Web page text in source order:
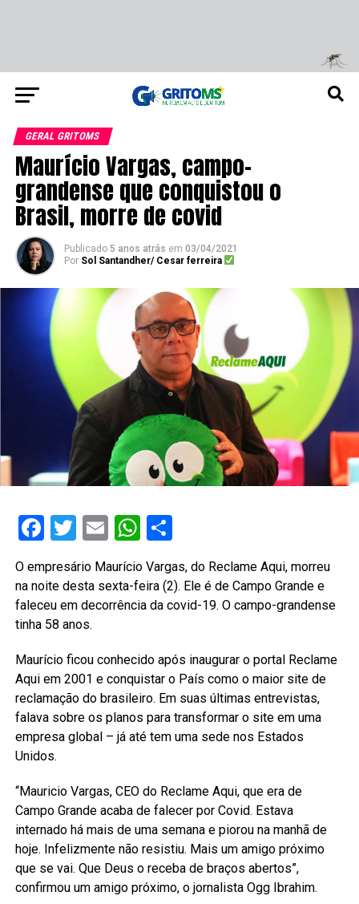
GERAL GRITOMS
Maurício Vargas, campo-
grandense que conquistou o
Brasil, morre de covid
Publicado 5 anos atrás em 03/04/2021
Por Sol Santandher/ Cesar ferreira
Facebook
Twitter
EmailWhatsApp
Share
O empresário Maurício Vargas, do Reclame Aqui, morreu
na noite desta sexta-feira (2). Ele é de Campo Grande e
faleceu em decorrência da covid-19. O campo-grandense
tinha 58 anos.
Maurício ficou conhecido após inaugurar o portal Reclame
Aqui em 2001 e conquistar o País como o maior site de
reclamação do brasileiro. Em suas últimas entrevistas,
falava sobre os planos para transformar o site em uma
empresa global – já até tem uma sede nos Estados
Unidos.
“Mauricio Vargas, CEO do Reclame Aqui, que era de
Campo Grande acaba de falecer por Covid. Estava
internado há mais de uma semana e piorou na manhã de
hoje. Infelizmente não resistiu. Mais um amigo próximo
que se vai. Que Deus o receba de braços abertos”,
confirmou um amigo próximo, o jornalista Ogg Ibrahim.